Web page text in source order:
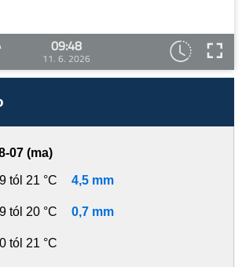
09:48
11. 6. 2026
07 (ma)
tól 21 °C 4,5 mm
tól 20 °C 0,7 mm
tól 21 °C